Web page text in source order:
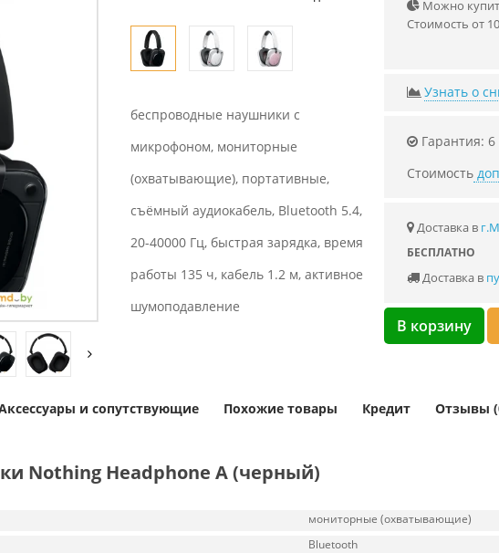
беспроводные наушники с
микрофоном, мониторные
(охватывающие), портативные,
съёмный аудиокабель, Bluetooth 5.4,
20-40000 Гц, быстрая зарядка, время
работы 135 ч, кабель 1.2 м, активное
шумоподавление
Можно
Стоимость от
Узнать о
Гарантия: 6
Стоимость
Доставка в
БЕСПЛАТНО
Доставка в
В корзину
и сопутствующие Похожие товары Кредит Отзывы
Nothing Headphone A (черный)
мониторные (охватывающие)
Bluetooth